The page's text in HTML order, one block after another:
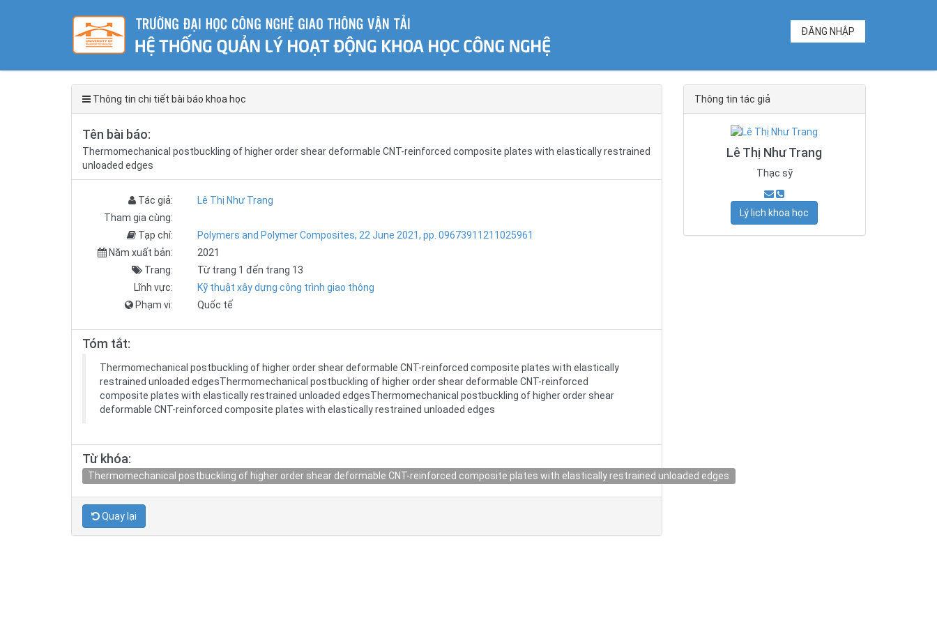
ĐĂNG NHẬP
Thông tin chi tiết bài báo khoa học
Tên bài báo:
Thermomechanical postbuckling of higher order shear deformable CNT-reinforced composite plates with elastically restrained
unloaded edges
Tác giả:
Lê Thị Như Trang
Tham gia cùng:
Tạp chí:
Polymers and Polymer Composites, 22 June 2021, pp. 09673911211025961
Năm xuất bản:
2021
Trang:
Từ trang 1 đến trang 13
Lĩnh vực:
Kỹ thuật xây dựng công trình giao thông
Phạm vi:
Quốc tế
Tóm tắt:
Thermomechanical postbuckling of higher order shear deformable CNT-reinforced composite plates with elastically
restrained unloaded edgesThermomechanical postbuckling of higher order shear deformable CNT-reinforced
composite plates with elastically restrained unloaded edgesThermomechanical postbuckling of higher order shear
deformable CNT-reinforced composite plates with elastically restrained unloaded edges
Từ khóa:
Thermomechanical postbuckling of higher order shear deformable CNT-reinforced composite plates with elastically restrained unloaded edges
Quay lại
Thông tin tác giả
Lê Thị Như Trang
Thạc sỹ
Lý lịch khoa học